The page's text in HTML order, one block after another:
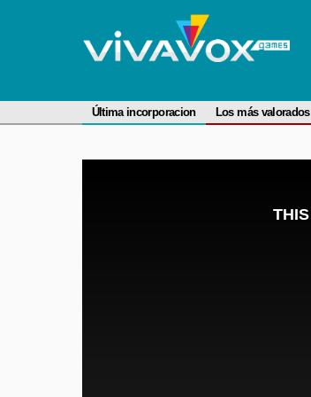
Última incorporacion Los más valorados